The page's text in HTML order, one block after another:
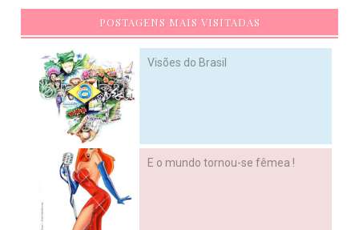
POSTAGENS MAIS VISITADAS
Visões do Brasil
E o mundo tornou-se fêmea !